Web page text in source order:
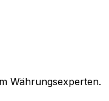
Währungsexperten.